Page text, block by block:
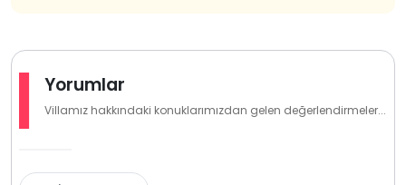
Yorumlar
Villamız hakkındaki konuklarımızdan gelen değerlendirmeler...